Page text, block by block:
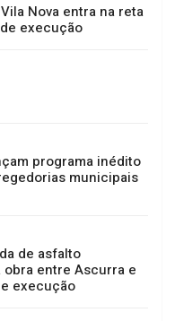
Nova entra na reta
execução
programa inédito
municipais
de asfalto
entre Ascurra e
execução